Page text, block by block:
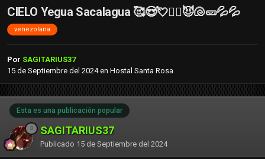
CIELO Yegua Sacalagua 🥰😍💘❤️‍🔥😈🐚🥒💦💦
venezolana
Por SAGITARIUS37
15 de Septiembre del 2024en Hostal Santa Rosa
Esta es una publicación popular
SAGITARIUS37
Publicado 15 de Septiembre del 2024